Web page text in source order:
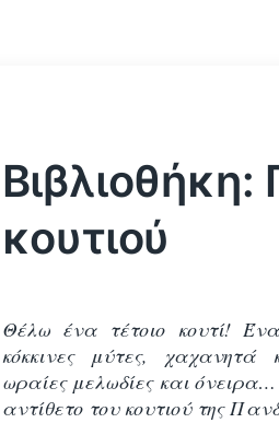
Βιβλιοθήκη:
κουτιού
Θέλω ένα τέτοιο κουτί!
κόκκινες μύτες,
ωραίες μελωδίες και
αντίθετο του κουτιού της